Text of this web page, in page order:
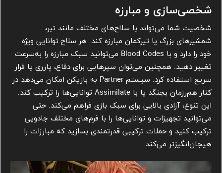
شخصی‌سازی و مبارزه
شخصیت شما می‌تواند با سلاح‌های مختلف مانند تبر،
شمشیرهای بزرگ یا تیرکمان مبارزه کند. هر سلاح توانایی ویژه
خود را دارد و با Blood Codes می‌توانید سبک مبارزه را به‌سرعت
تغییر دهید. همچنین می‌توان سپرهایی برای دفاع، پارری یا فرار
سریع استفاده کرد. سیستم Partner به بازیکن امکان می‌دهد در
کنار هم‌رزمان بجنگد یا با Assimilate توانایی‌ها را ترکیب کند.
این تنوع، آزادی بالایی برای سبک بازی فراهم می‌کند. حتی
می‌توانید تجهیزات و توانایی‌ها را با فرم‌های مختلف جادویی
ترکیب کنید و حملات ترکیبی قدرتمندی بسازید که مبارزات را
هیجان‌انگیزتر می‌کند.